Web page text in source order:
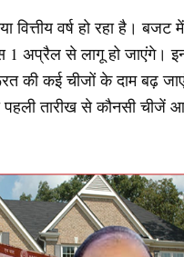
वर्ष हो रहा है। बजट
1 अप्रैल से लागू हो जाएंगे।
की कई चीजों के दाम बढ़
पहली तारीख से कौनसी चीजें